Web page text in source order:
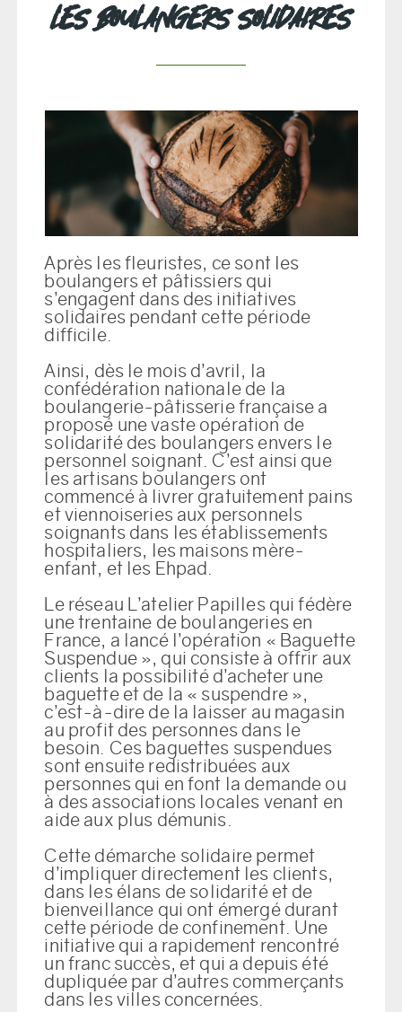
LES BOULANGERS SOLIDAIRES
Après les fleuristes, ce sont les
boulangers et pâtissiers qui
s’engagent dans des initiatives
solidaires pendant cette période
difficile.
Ainsi, dès le mois d’avril, la
confédération nationale de la
boulangerie-pâtisserie française a
proposé une vaste opération de
solidarité des boulangers envers le
personnel soignant. C’est ainsi que
les artisans boulangers ont
commencé à livrer gratuitement pains
et viennoiseries aux personnels
soignants dans les établissements
hospitaliers, les maisons mère-
enfant, et les Ehpad.
Le réseau L’atelier Papilles qui fédère
une trentaine de boulangeries en
France, a lancé l’opération « Baguette
Suspendue », qui consiste à offrir aux
clients la possibilité d’acheter une
baguette et de la « suspendre »,
c’est-à-dire de la laisser au magasin
au profit des personnes dans le
besoin. Ces baguettes suspendues
sont ensuite redistribuées aux
personnes qui en font la demande ou
à des associations locales venant en
aide aux plus démunis.
Cette démarche solidaire permet
d’impliquer directement les clients,
dans les élans de solidarité et de
bienveillance qui ont émergé durant
cette période de confinement. Une
initiative qui a rapidement rencontré
un franc succès, et qui a depuis été
dupliquée par d’autres commerçants
dans les villes concernées.